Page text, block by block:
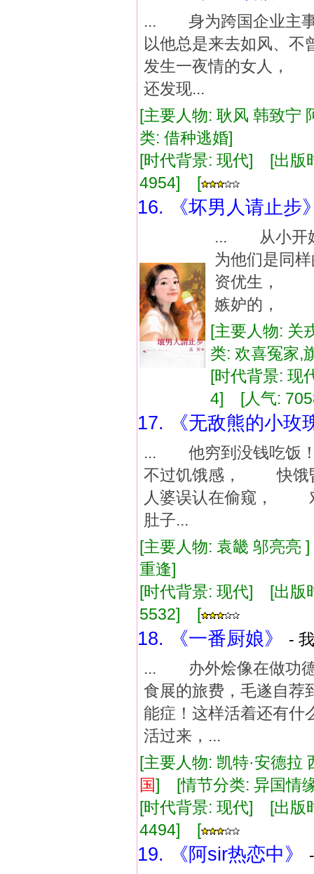
... 身为跨国企业主
以他总是来去如风、
发生一夜情的女人
还发现...
[主要人物: 耿风 韩致
类: 借种逃婚]
[时代背景: 现代] [出
4954] [
16. 《坏男人请止步
... 从小开
为他们是同
资优生， 还
嫉妒的，
[主要人物: 关
类: 欢喜冤家
[时代背景:
4] [人气:
17. 《无敌熊的小玫
... 他穷到没钱吃饭
不过饥饿感， 快饿
人婆误认在偷窥，
肚子...
[主要人物: 袁畿 邬亮
重逢]
[时代背景: 现代] [出
5532] [
18. 《一番厨娘》
-
... 办外烩像在做功德
食展的旅费，毛遂自荐
能症！这样活着还有什
活过来，...
[主要人物: 凯特·安德
国] [情节分类: 异国
[时代背景: 现代] [出
4494] [
19. 《阿sir热恋中》